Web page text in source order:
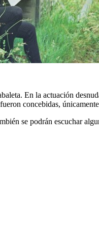
En la actuación
concebidas,
se podrán escuchar